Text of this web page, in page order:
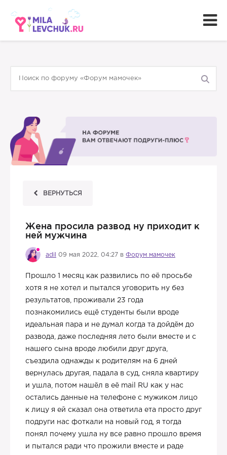
ВЕРНУТЬСЯ
Жена просила развод ну приходит к
ней мужчина
adil 09 мая 2022, 04:27 в Форум мамочек
Прошло 1 месяц как развились по её просьбе
хотя я не хотел и пытался уговорить ну без
результатов, проживали 23 года
познакомились ещё студенты были вроде
идеальная пара и не думал когда та дойдём до
развода, даже последняя лето были вместе и с
нашего сына вроде любили друг друга,
съездила однажды к родителям на 6 дней
вернулась другая, падала в суд, сняла квартиру
и ушла, потом нашёл в её mail RU как у нас
остались данные на телефоне с мужиком лицо
к лицу я ей сказал она ответила ета просто друг
подруги нас фоткали на новый год, я тогда
понял почему ушла ну все равно прошло время
и пытался ради что прожили вместе и раде